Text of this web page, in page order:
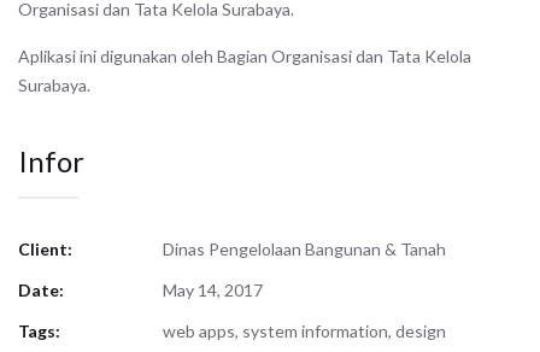
Organisasi dan Tata Kelola Surabaya.
Aplikasi ini digunakan oleh Bagian Organisasi dan Tata Kelola
Surabaya.
Infor
Client:
Dinas Pengelolaan Bangunan & Tanah
Date:
May 14, 2017
Tags:
web apps, system information, design